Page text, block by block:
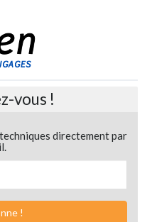
vous !
directement par
!